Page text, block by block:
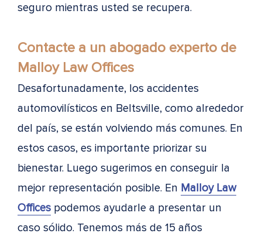
seguro mientras usted se recupera.
Contacte a un abogado experto de
Malloy Law Offices
Desafortunadamente, los accidentes
automovilísticos en Beltsville, como alrededor
del país, se están volviendo más comunes. En
estos casos, es importante priorizar su
bienestar. Luego sugerimos en conseguir la
mejor representación posible. En Malloy Law
Offices podemos ayudarle a presentar un
caso sólido. Tenemos más de 15 años